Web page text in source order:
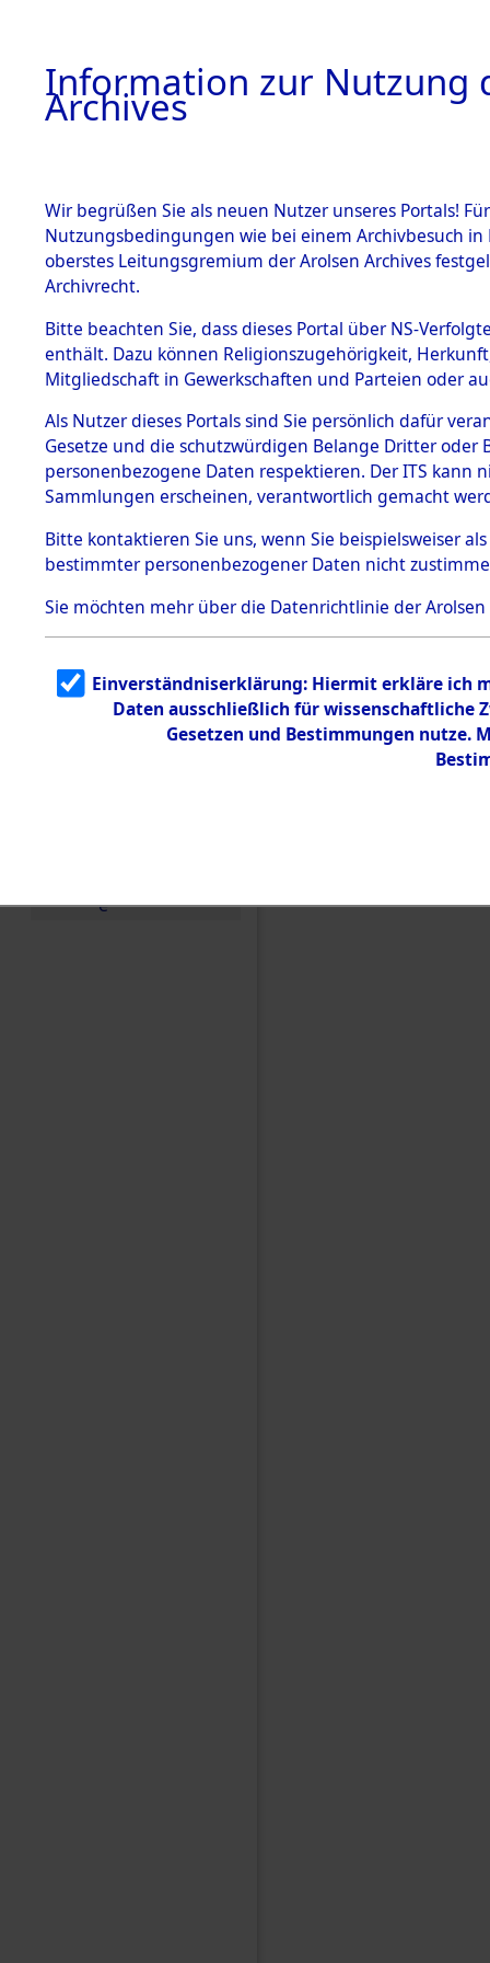
BESTÄNDE
1.
mente
5. Verschiedenes
5.3
Todesmärsche
5.3.1 Alliierte
Erhebungen
zu
Todesmärsch
en
5.3.2
g
5.3.3
Todesmärsch
e
Information zur Nutzung
Archives
Wir begrüßen Sie als neuen Nutzer unseres Portals!
Nutzungsbedingungen wie bei einem Archivbesuch
oberstes Leitungsgremium der Arolsen Archives
Archivrecht.
Bitte beachten Sie, dass dieses Portal über NS-
enthält. Dazu können Religionszugehörigkeit,
Mitgliedschaft in Gewerkschaften und Parteien oder
Als Nutzer dieses Portals sind Sie persönlich dafür
Gesetze und die schutzwürdigen Belange Dritter
personenbezogene Daten respektieren. Der ITS
Sammlungen erscheinen, verantwortlich gemacht
Bitte kontaktieren Sie uns, wenn Sie beispielsweiser
bestimmter personenbezogener Daten nicht
Sie möchten mehr über die Datenrichtlinie der Arolsen
Einverständniserklärung: Hiermit erkläre ich
Daten ausschließlich für wissenschaftliche
Gesetzen und Bestimmungen nutze.